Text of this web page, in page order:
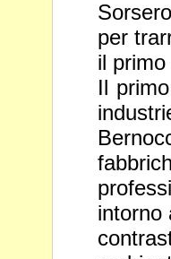
per
il
Il
intorno